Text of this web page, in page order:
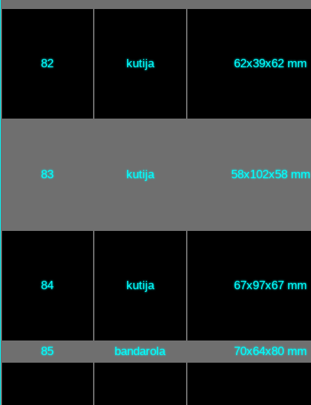
82 kutija 62x39x62 mm
83 kutija 58x102x58 mm
84 kutija 67x97x67 mm
85 bandarola 70x64x80 mm